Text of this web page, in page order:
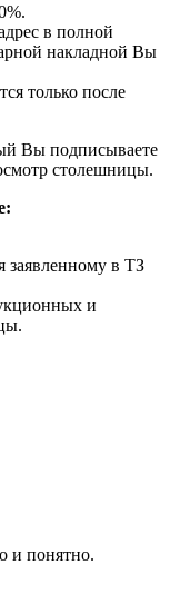
в полной
накладной Вы
только после
Вы подписываете
столешницы.
заявленному в ТЗ
и
и понятно.